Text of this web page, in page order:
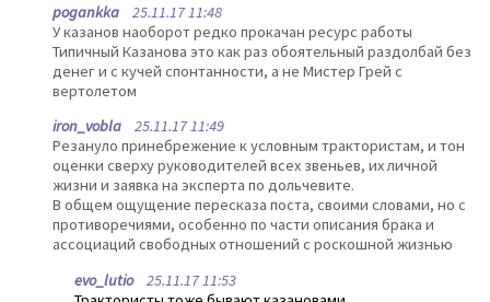
pogankka 25.11.17 11:48
У казанов наоборот редко прокачан ресурс работы
Типичный Казанова это как раз обоятельный раздолбай без
денег и с кучей спонтанности, а не Мистер Грей с
вертолетом
iron_vobla 25.11.17 11:49
Резануло принебрежение к условным трактористам, и тон
оценки сверху руководителей всех звеньев, их личной
жизни и заявка на эксперта по дольчевите.
В общем ощущение пересказа поста, своими словами, но с
противоречиями, особенно по части описания брака и
ассоциаций свободных отношений с роскошной жизнью
evo_lutio25.11.17 11:53